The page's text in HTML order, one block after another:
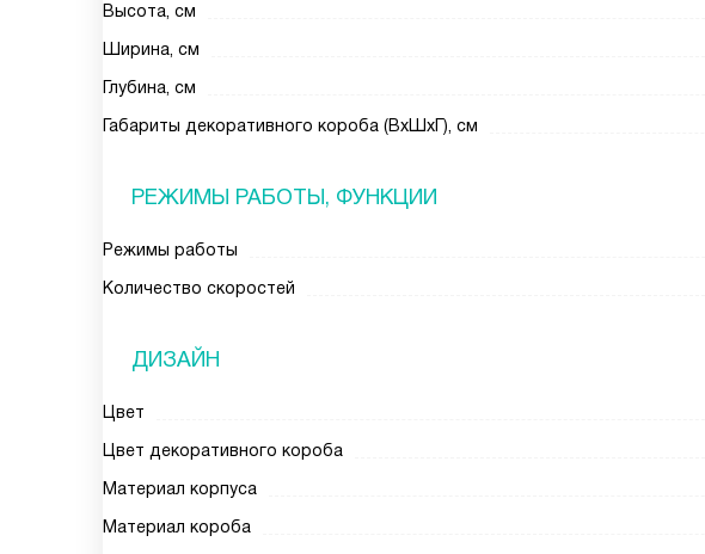
Высота, см
Ширина, см
Глубина, см
Габариты декоративного короба (ВхШхГ), см
РЕЖИМЫ РАБОТЫ, ФУНКЦИИ
Режимы работы
Количество скоростей
ДИЗАЙН
Цвет
Цвет декоративного короба
Материал корпуса
Материал короба